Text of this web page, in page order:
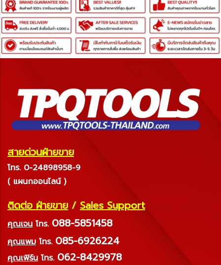
สายด่วนฝ่ายขาย
โทร. 0-24898958-9
( แผนกออนไลน์ )
ติดต่อ ฝ่ายขาย / Sales Support
คุณเจน โทร. 088-5851458
คุณแพม โทร. 085-6926224
คุณเฟิร์น โทร. 062-8429978